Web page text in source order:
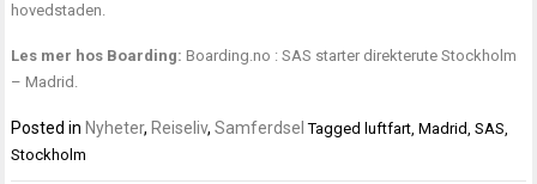
hovedstaden.
Les mer hos Boarding: Boarding.no : SAS starter direkterute Stockholm
– Madrid .
Posted in Nyheter, Reiseliv,Samferdsel Tagged luftfart,Madrid,SAS,
Stockholm